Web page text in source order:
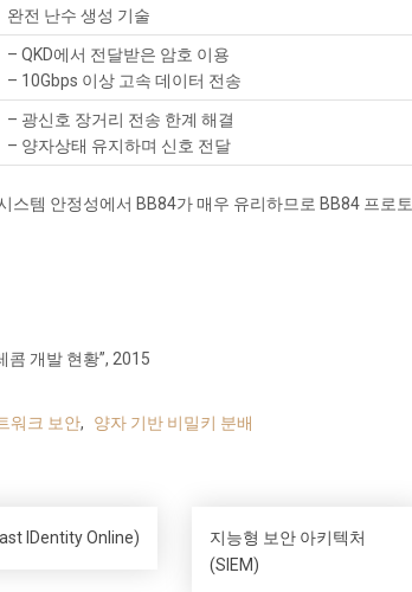
완전 난수 생성 기술
– QKD에서 전달받은 암호 이용
– 10Gbps 이상 고속 데이터 전송
– 광신호 장거리 전송 한계 해결
– 양자상태 유지하며 신호 전달
스템 안정성에서 BB84가 매우 유리하므로 BB84 프로토
콤 개발 현황”, 2015
워크 보안, 양자 기반 비밀키 분배
IDentity Online)
지능형 보안 아키텍처
(SIEM)